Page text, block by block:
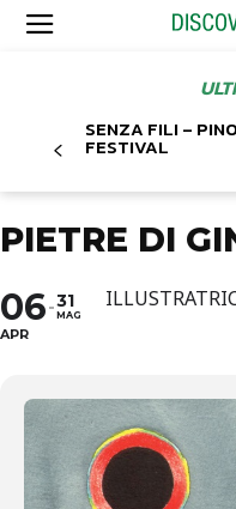
SENZA FILI –
FESTIVAL
PIETRE DI
06
APR
31
MAG